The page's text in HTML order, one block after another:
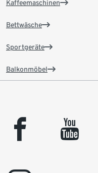
Kaffeemaschinen
Bettwäsche
Sportgeräte
Balkonmöbel
facebook youtube